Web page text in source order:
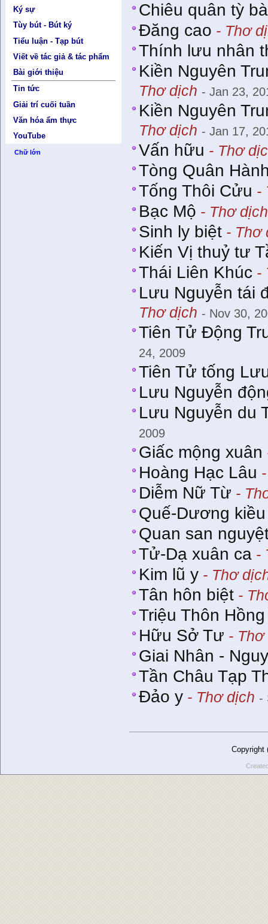
Ký sự
Tùy bút - Bút ký
Tiểu luận - Tạp bút
Viết về tác giả & tác phẩm
Bài giới thiệu
Tin tức
Giải trí cuối tuần
Văn hóa ẩm thực
YouTube
Chữ lớn
Chiêu quân tỳ
Đăng cao - Thơ
Thính lưu nhân
Kiền Nguyên
Thơ dịch - Jan 23,
Kiền Nguyên
Thơ dịch - Jan 17,
Vấn hữu - Thơ
Tòng Quân
Tống Thôi Cửu -
Bạc Mộ - Thơ dịch
Sinh ly biệt - Thơ
Kiến Vị thuỷ tư
Thái Liên Khúc -
Lưu Nguyễn tái
Thơ dịch - Nov 30,
Tiên Tử Động
24, 2009
Tiên Tử tống
Lưu Nguyễn
Lưu Nguyễn du
2009
Giấc mộng xuân
Hoàng Hạc Lâu
Diễm Nữ Từ -
Quế-Dương
Quan san
Tử-Dạ xuân ca -
Kim lũ y - Thơ
Tân hôn biệt -
Triệu Thôn
Hữu Sở Tư - Thơ
Giai Nhân -
Tần Châu Tạp
Đảo y - Thơ dịch -
Copyright